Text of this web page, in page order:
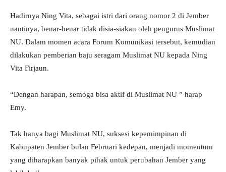
Hadirnya Ning Vita, sebagai istri dari orang nomor 2 di Jember
nantinya, benar-benar tidak disia-siakan oleh pengurus Muslimat
NU. Dalam momen acara Forum Komunikasi tersebut, kemudian
dilakukan pemberian baju seragam Muslimat NU kepada Ning
Vita Firjaun.
“Dengan harapan, semoga bisa aktif di Muslimat NU ” harap
Emy.
Tak hanya bagi Muslimat NU, suksesi kepemimpinan di
Kabupaten Jember bulan Februari kedepan, menjadi momentum
yang diharapkan banyak pihak untuk perubahan Jember yang